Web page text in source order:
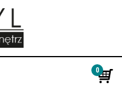
0